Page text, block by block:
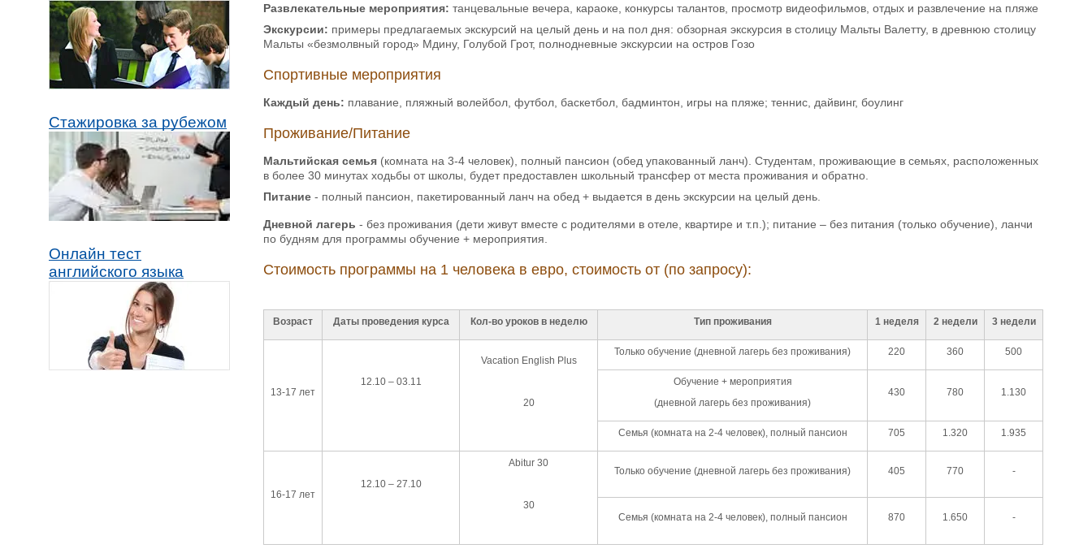
Стажировка за рубежом
Онлайн тест
английского языка
Развлекательные мероприятия: танцевальные вечера, караоке, конкурсы талантов, просмотр видеофильмов, отдых и развлечение на пляже
Экскурсии: примеры предлагаемых экскурсий на целый день и на пол дня: обзорная экскурсия в столицу Мальты Валетту, в древнюю столицу
Мальты «безмолвный город» Мдину, Голубой Грот, полнодневные экскурсии на остров Гозо
Спортивные мероприятия
Каждый день: плавание, пляжный волейбол, футбол, баскетбол, бадминтон, игры на пляже; теннис, дайвинг, боулинг
Проживание/Питание
Мальтийская семья (комната на 3-4 человек), полный пансион (обед упакованный ланч). Студентам, проживающие в семьях, расположенных
в более 30 минутах ходьбы от школы, будет предоставлен школьный трансфер от места проживания и обратно.
Питание - полный пансион, пакетированный ланч на обед + выдается в день экскурсии на целый день.
Дневной лагерь - без проживания (дети живут вместе с родителями в отеле, квартире и т.п.); питание – без питания (только обучение), ланчи
по будням для программы обучение + мероприятия.
Стоимость программы на 1 человека в евро, стоимость от (по запросу):
Возраст Даты проведения курса Кол-во уроков в неделю Тип проживания 1 неделя 2 недели 3 недели
13-17 лет
12.10 – 03.11
Vacation English Plus
20
Только обучение (дневной лагерь без проживания) 220 360 500
Обучение + мероприятия
(дневной лагерь без проживания)
430 780 1.130
Семья (комната на 2-4 человек), полный пансион 705 1.320 1.935
16-17 лет
12.10 – 27.10
Abitur 30
30
Только обучение (дневной лагерь без проживания) 405 770 -
Семья (комната на 2-4 человек), полный пансион 870 1.650 -